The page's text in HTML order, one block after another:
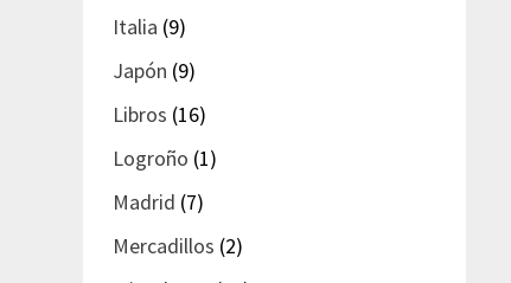
Italia (9)
Japón (9)
Libros (16)
Logroño (1)
Madrid (7)
Mercadillos (2)